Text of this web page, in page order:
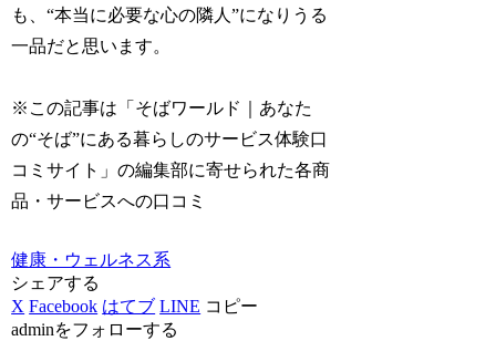
も、“本当に必要な心の隣人”になりうる
一品だと思います。
※この記事は「そばワールド｜あなた
の“そば”にある暮らしのサービス体験口
コミサイト」の編集部に寄せられた各商
品・サービスへの口コミ
健康・ウェルネス系
シェアする
X Facebook はてブ LINE コピー
adminをフォローする